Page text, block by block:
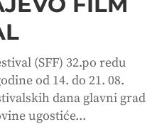
(SFF) 32.po redu
od 14. do 21. 08.
dana glavni grad
ugostiće...